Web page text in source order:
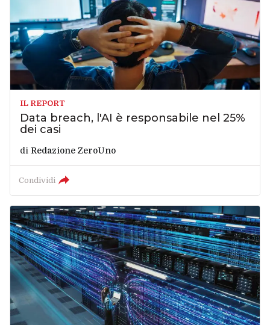
IL REPORT
Data breach, l'AI è responsabile nel 25%
dei casi
di Redazione ZeroUno
Condividi